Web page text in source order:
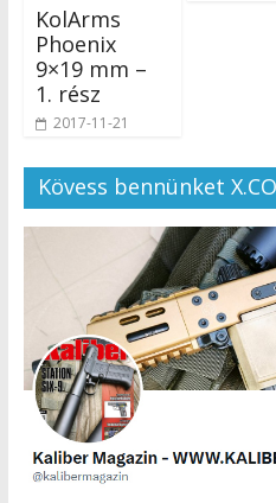
KolArms
Phoenix
9×19 mm –
1. rész
2017-11-21
Kövess bennünket